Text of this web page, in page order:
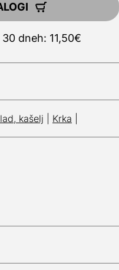
dneh: 11,50€
kašelj Krka